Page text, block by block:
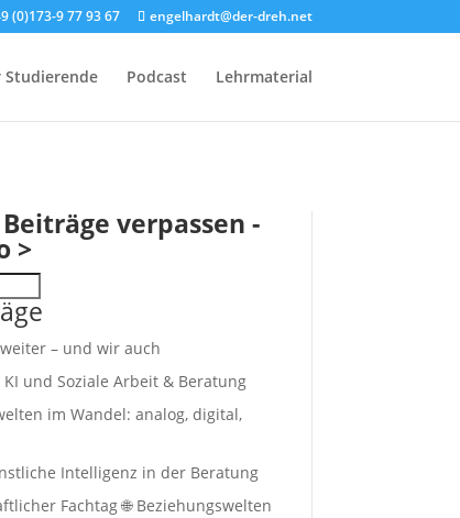
(0)173-9 77 93 67 engelhardt@der-dreh.net
Studierende Podcast Lehrmaterial
verpassen -
>
– und wir auch
und Soziale Arbeit & Beratung
im Wandel: analog, digital,
Intelligenz in der Beratung
Fachtag 🌐 Beziehungswelten